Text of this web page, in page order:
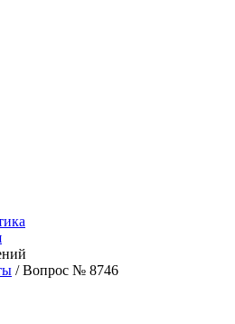
/ Вопрос № 8746